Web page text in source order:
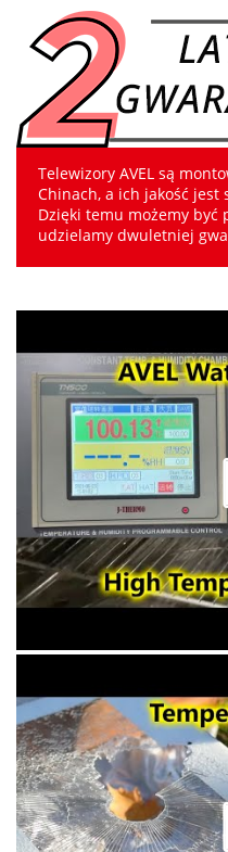
Telewizory AVEL są
Chinach, a ich jakość jest
Dzięki temu możemy być
udzielamy dwuletniej